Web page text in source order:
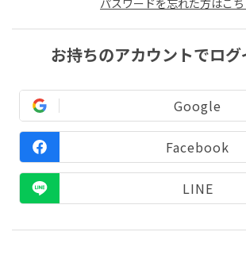
パスワードを忘れた方はこち
お持ちのアカウントでログ
Google
Facebook
LINE